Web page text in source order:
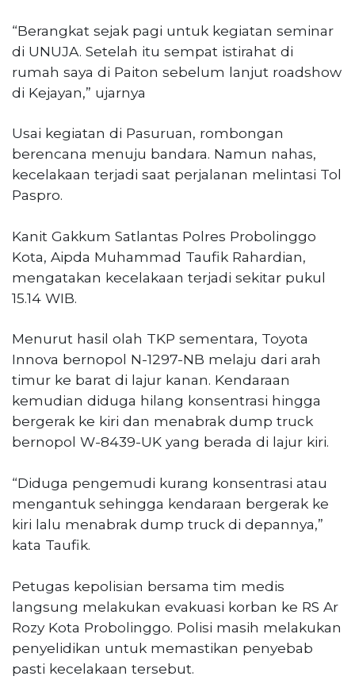
“Berangkat sejak pagi untuk kegiatan seminar
di UNUJA. Setelah itu sempat istirahat di
rumah saya di Paiton sebelum lanjut roadshow
di Kejayan,” ujarnya
Usai kegiatan di Pasuruan, rombongan
berencana menuju bandara. Namun nahas,
kecelakaan terjadi saat perjalanan melintasi Tol
Paspro.
Kanit Gakkum Satlantas Polres Probolinggo
Kota, Aipda Muhammad Taufik Rahardian,
mengatakan kecelakaan terjadi sekitar pukul
15.14 WIB.
Menurut hasil olah TKP sementara, Toyota
Innova bernopol N-1297-NB melaju dari arah
timur ke barat di lajur kanan. Kendaraan
kemudian diduga hilang konsentrasi hingga
bergerak ke kiri dan menabrak dump truck
bernopol W-8439-UK yang berada di lajur kiri.
“Diduga pengemudi kurang konsentrasi atau
mengantuk sehingga kendaraan bergerak ke
kiri lalu menabrak dump truck di depannya,”
kata Taufik.
Petugas kepolisian bersama tim medis
langsung melakukan evakuasi korban ke RS Ar
Rozy Kota Probolinggo. Polisi masih melakukan
penyelidikan untuk memastikan penyebab
pasti kecelakaan tersebut.